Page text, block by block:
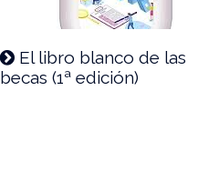
El libro blanco de las
becas (1ª edición)